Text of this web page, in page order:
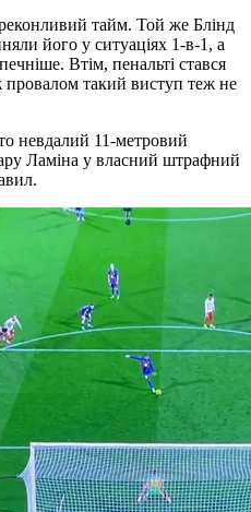
тайм. Той же Блінд
його у ситуаціях 1-в-1, а
Втім, пенальті стався
провалом такий виступ теж не
невдалий 11-метровий
Ламіна у власний штрафний